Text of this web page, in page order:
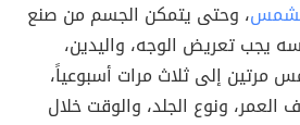
، وحتى يتمكن الجسم من صنع
يجب تعريض الوجه، واليدين،
مرتين إلى ثلاث مرات أسبوعياً،
العمر، ونوع الجلد، والوقت خلال